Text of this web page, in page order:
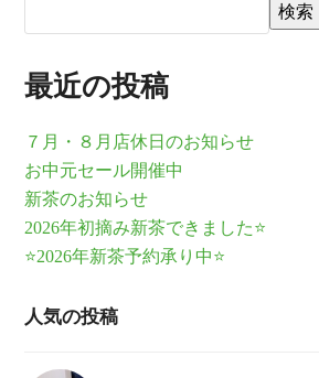
検索
最近の投稿
７月・８月店休日のお知らせ
お中元セール開催中
新茶のお知らせ
2026年初摘み新茶できました⭐
⭐2026年新茶予約承り中⭐
人気の投稿